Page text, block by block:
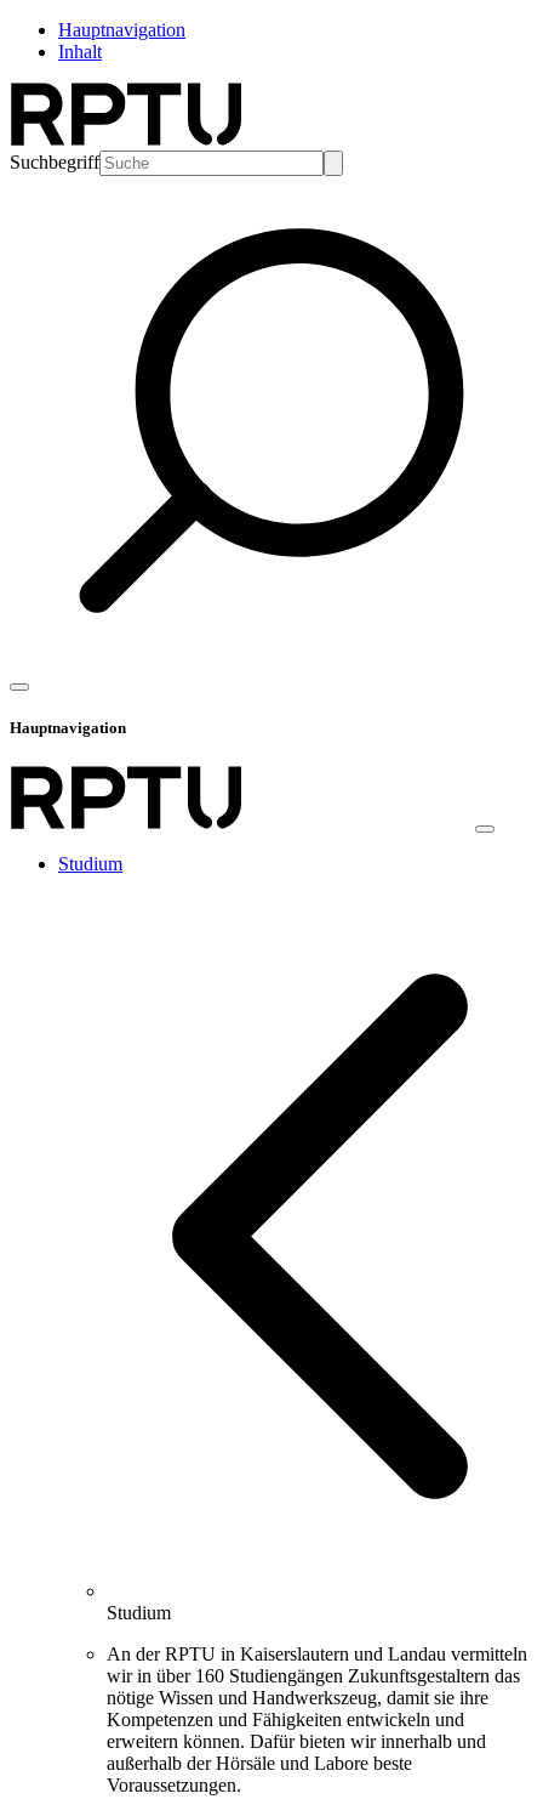
Hauptnavigation
Inhalt
Suchbegriff
Hauptnavigation
Studium
Studium
An der RPTU in Kaiserslautern und Landau vermitteln
wir in über 160 Studiengängen Zukunftsgestaltern das
nötige Wissen und Handwerkszeug, damit sie ihre
Kompetenzen und Fähigkeiten entwickeln und
erweitern können. Dafür bieten wir innerhalb und
außerhalb der Hörsäle und Labore beste
Voraussetzungen.